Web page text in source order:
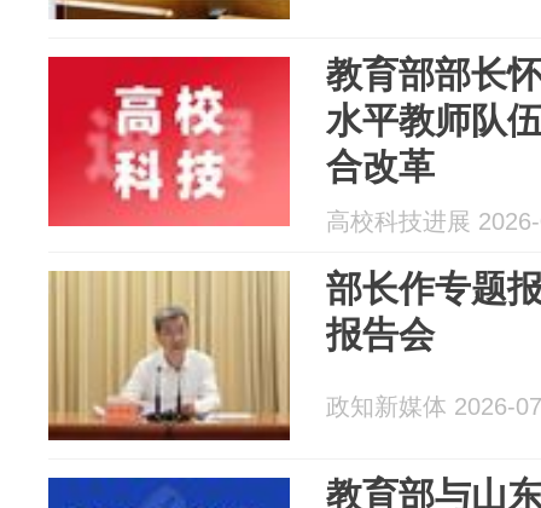
教育部部长
水平教师队
合改革
高校科技进展
部长作专题
报告会
政知新媒体 2026-
教育部与山